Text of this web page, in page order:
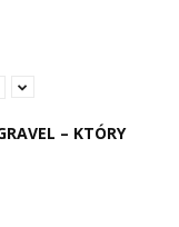
– KTÓRY